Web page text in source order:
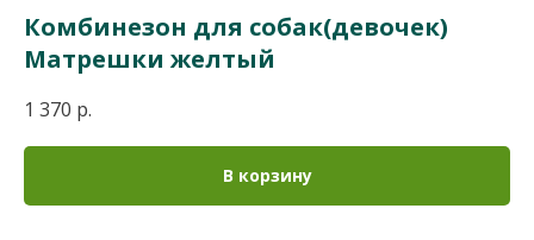
Комбинезон для собак(девочек)
Матрешки желтый
1 370 р.
В корзину